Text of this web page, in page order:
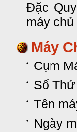
Đặc
máy
Máy
Cụm
Số
Tên
Ngày